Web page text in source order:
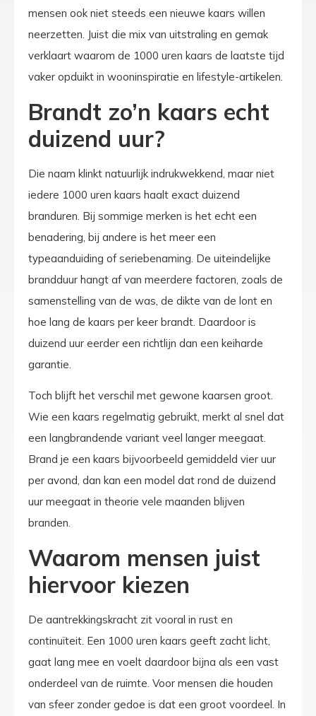
mensen ook niet steeds een nieuwe kaars willen
neerzetten. Juist die mix van uitstraling en gemak
verklaart waarom de 1000 uren kaars de laatste tijd
vaker opduikt in wooninspiratie en lifestyle-artikelen.
Brandt zo’n kaars echt
duizend uur?
Die naam klinkt natuurlijk indrukwekkend, maar niet
iedere 1000 uren kaars haalt exact duizend
branduren. Bij sommige merken is het echt een
benadering, bij andere is het meer een
typeaanduiding of seriebenaming. De uiteindelijke
brandduur hangt af van meerdere factoren, zoals de
samenstelling van de was, de dikte van de lont en
hoe lang de kaars per keer brandt. Daardoor is
duizend uur eerder een richtlijn dan een keiharde
garantie.
Toch blijft het verschil met gewone kaarsen groot.
Wie een kaars regelmatig gebruikt, merkt al snel dat
een langbrandende variant veel langer meegaat.
Brand je een kaars bijvoorbeeld gemiddeld vier uur
per avond, dan kan een model dat rond de duizend
uur meegaat in theorie vele maanden blijven
branden.
Waarom mensen juist
hiervoor kiezen
De aantrekkingskracht zit vooral in rust en
continuïteit. Een 1000 uren kaars geeft zacht licht,
gaat lang mee en voelt daardoor bijna als een vast
onderdeel van de ruimte. Voor mensen die houden
van sfeer zonder gedoe is dat een groot voordeel. In